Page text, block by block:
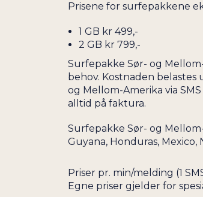
Prisene for surfepakkene
1 GB kr 499,-
2 GB kr 799,-
Surfepakke Sør- og
behov. Kostnaden
og Mellom-Amerika via
alltid på faktura.
Surfepakke Sør- og
Guyana, Honduras,
Priser pr. min/melding (1
Egne priser gjelder for